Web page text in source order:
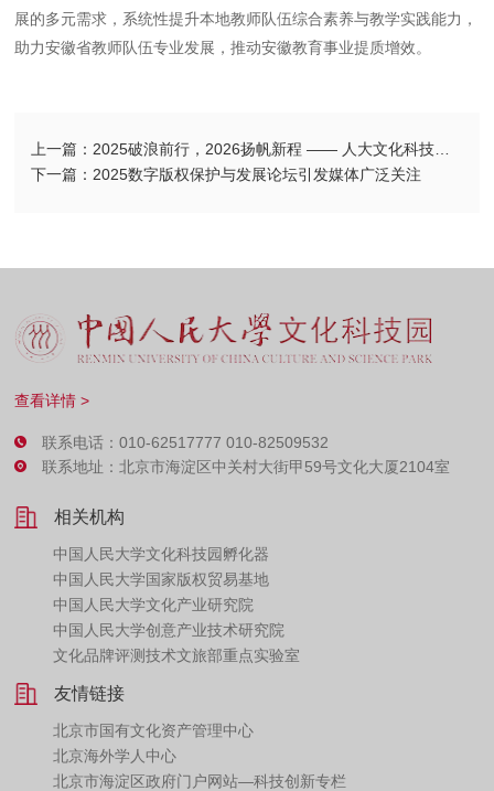
展的多元需求，系统性提升本地教师队伍综合素养与教学实践能力，
助力安徽省教师队伍专业发展，推动安徽教育事业提质增效。
下一篇：2025数字版权保护与发展论坛引发媒体广泛关注
查看详情 >
联系电话：010-62517777 010-82509532
联系地址：北京市海淀区中关村大街甲59号文化大厦2104室
相关机构
中国人民大学文化科技园孵化器
中国人民大学国家版权贸易基地
中国人民大学文化产业研究院
中国人民大学创意产业技术研究院
文化品牌评测技术文旅部重点实验室
友情链接
北京市国有文化资产管理中心
北京海外学人中心
北京市海淀区政府门户网站—科技创新专栏